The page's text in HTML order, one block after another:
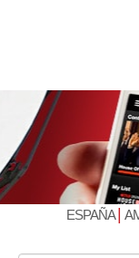
ESPAÑA|